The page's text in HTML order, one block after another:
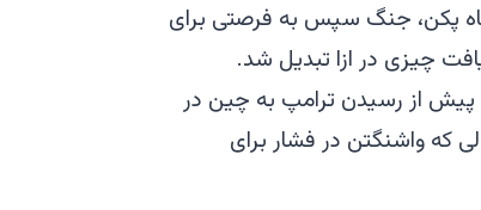
پکن، جنگ سپس به فرصتی برای
چیزی در ازا تبدیل شد.
از رسیدن ترامپ به چین در
که واشنگتن در فشار برای